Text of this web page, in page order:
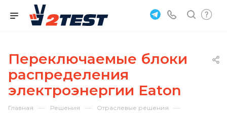
Переключаемые блоки
распределения
электроэнергии Eaton
Главная — Решения — Отраслевые решения —